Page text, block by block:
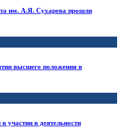
им. А.Я. Сухарева прошли
высшего положения в
участии в деятельности